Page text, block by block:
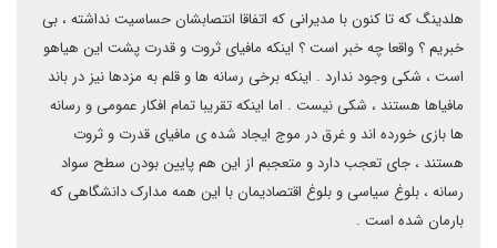
هلدینگ که تا کنون با مدیرانی که اتفاقا انتصابشان حساسیت نداشته ، بی
خبریم ؟ واقعا چه خبر است ؟ اینکه مافیای ثروت و قدرت پشت این هیاهو
است ، شکی وجود ندارد . اینکه برخی رسانه ها و قلم به مزدها نیز در باند
مافیاها هستند ، شکی نیست . اما اینکه تقریبا تمام افکار عمومی و رسانه
ها بازی خورده اند و غرق در موج ایجاد شده ی مافیای قدرت و ثروت
هستند ، جای تعجب دارد و متعجبم از این هم پایین بودن سطح سواد
رسانه ، بلوغ سیاسی و بلوغ اقتصادیمان با این همه مدارک دانشگاهی که
بارمان شده است .